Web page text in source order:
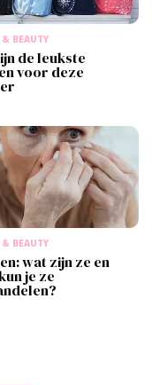
& BEAUTY
de leukste
voor deze
& BEAUTY
wat zijn ze en
je ze